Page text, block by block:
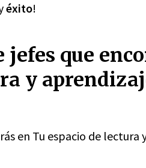
éxito!
jefes que
y
en Tu espacio de lectura